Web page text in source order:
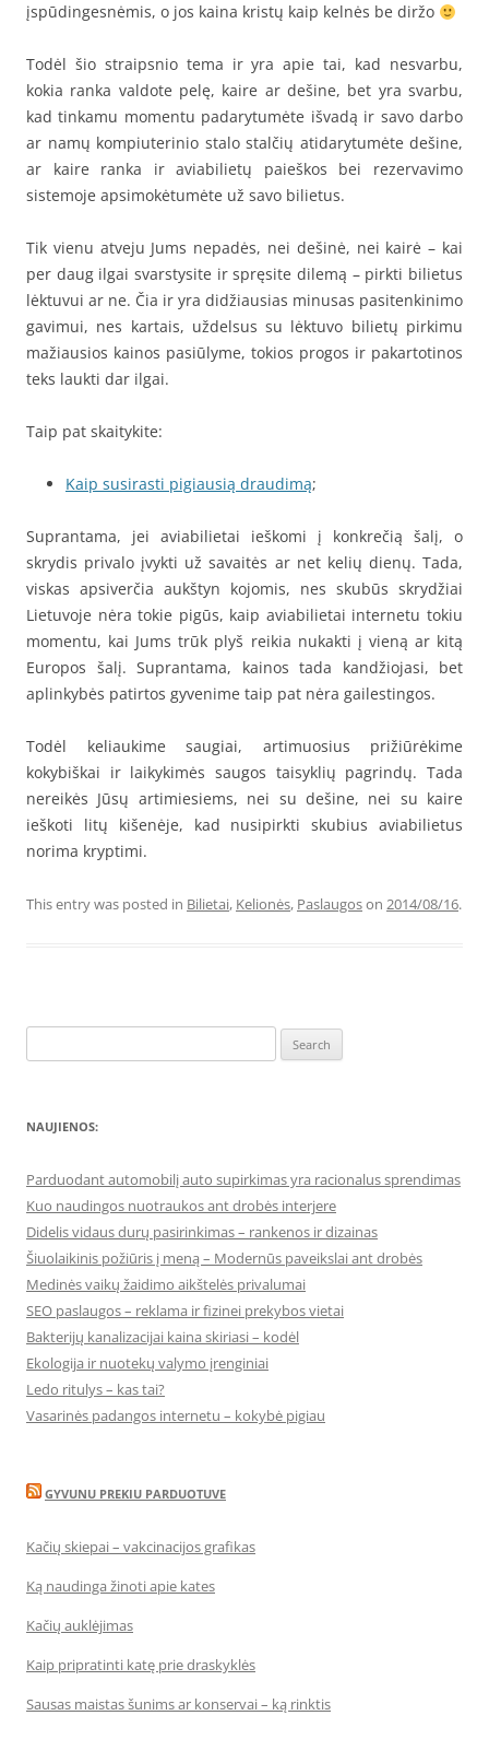
įspūdingesnėmis, o jos kaina kristų kaip kelnės be diržo
Todėl šio straipsnio tema ir yra apie tai, kad nesvarbu,
kokia ranka valdote pelę, kaire ar dešine, bet yra svarbu,
kad tinkamu momentu padarytumėte išvadą ir savo darbo
ar namų kompiuterinio stalo stalčių atidarytumėte dešine,
ar kaire ranka ir aviabilietų paieškos bei rezervavimo
sistemoje apsimokėtumėte už savo bilietus.
Tik vienu atveju Jums nepadės, nei dešinė, nei kairė – kai
per daug ilgai svarstysite ir spręsite dilemą – pirkti bilietus
lėktuvui ar ne. Čia ir yra didžiausias minusas pasitenkinimo
gavimui, nes kartais, uždelsus su lėktuvo bilietų pirkimu
mažiausios kainos pasiūlyme, tokios progos ir pakartotinos
teks laukti dar ilgai.
Taip pat skaitykite:
Kaip susirasti pigiausią draudimą;
Suprantama, jei aviabilietai ieškomi į konkrečią šalį, o
skrydis privalo įvykti už savaitės ar net kelių dienų. Tada,
viskas apsiverčia aukštyn kojomis, nes skubūs skrydžiai
Lietuvoje nėra tokie pigūs, kaip aviabilietai internetu tokiu
momentu, kai Jums trūk plyš reikia nukakti į vieną ar kitą
Europos šalį. Suprantama, kainos tada kandžiojasi, bet
aplinkybės patirtos gyvenime taip pat nėra gailestingos.
Todėl keliaukime saugiai, artimuosius prižiūrėkime
kokybiškai ir laikykimės saugos taisyklių pagrindų. Tada
nereikės Jūsų artimiesiems, nei su dešine, nei su kaire
ieškoti litų kišenėje, kad nusipirkti skubius aviabilietus
norima kryptimi.
This entry was posted in Bilietai, Kelionės, Paslaugoson 2014/08/16.
for:
NAUJIENOS:
Parduodant automobilį auto supirkimas yra racionalus sprendimas
Kuo naudingos nuotraukos ant drobės interjere
Didelis vidaus durų pasirinkimas – rankenos ir dizainas
Šiuolaikinis požiūris į meną – Modernūs paveikslai ant drobės
Medinės vaikų žaidimo aikštelės privalumai
SEO paslaugos – reklama ir fizinei prekybos vietai
Bakterijų kanalizacijai kaina skiriasi – kodėl
Ekologija ir nuotekų valymo įrenginiai
Ledo ritulys – kas tai?
Vasarinės padangos internetu – kokybė pigiau
GYVUNU PREKIU PARDUOTUVE
Kačių skiepai – vakcinacijos grafikas
Ką naudinga žinoti apie kates
Kačių auklėjimas
Kaip pripratinti katę prie draskyklės
Sausas maistas šunims ar konservai – ką rinktis